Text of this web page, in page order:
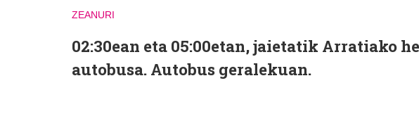
ZEANURI
02:30ean eta 05:00etan, jaietatik Arratiako
autobusa. Autobus geralekuan.